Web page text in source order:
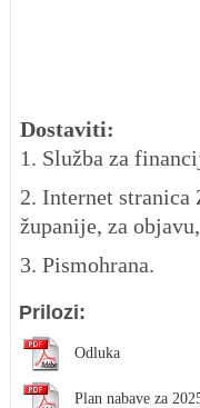
Dostaviti:
1. Služba za
2. Internet stranica
županije, za objavu,
3. Pismohrana.
Prilozi:
Odluka
Plan nabave za